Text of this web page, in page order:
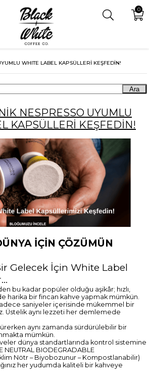
0
WHITE LABEL KAPSÜLLERİ KEŞFEDİN!
Ara
NESPRESSO UYUMLU
KAPSÜLLERİ KEŞFEDİN!
İÇİN ÇÖZÜMÜN
Gelecek İçin White Label
bu kadar popüler olduğu aşikâr; hızlı,
harika bir fincan kahve yapmak mümkün.
saniyeler içerisinde mükemmel bir
Üstelik aynı lezzeti her demlemede
aynı zamanda sürdürülebilir bir
mümkün.
dünya standartlarında kontrol sistemine
NEUTRAL BIODEGRADABLE
Nötr – Biyobozunur – Kompostlanabilir)
her yudumda kaliteli bir kahveye